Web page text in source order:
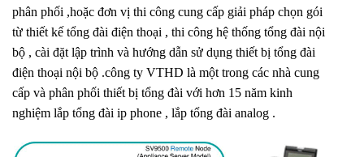
phân phối ,hoặc đơn vị thi công cung cấp giải pháp chọn gói
từ thiết kế tổng đài điện thoại , thi công hệ thống tổng đài nội
bộ , cài đặt lập trình và hướng dẫn sử dụng thiết bị tổng đài
điện thoại nội bộ .công ty VTHD là một trong các nhà cung
cấp và phân phối thiết bị tổng đài với hơn 15 năm kinh
nghiệm lắp tổng đài ip phone , lắp tổng đài analog .